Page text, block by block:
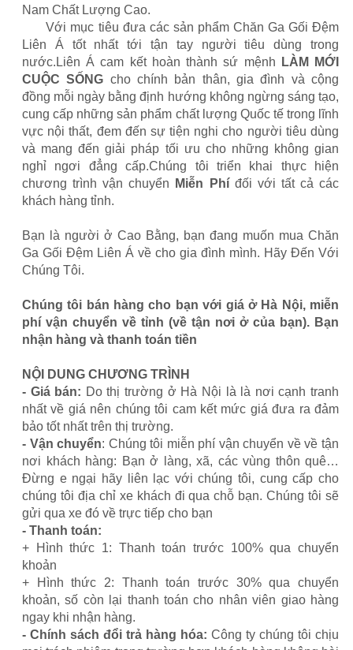
Nam Chất Lượng Cao.
Với mục tiêu đưa các sản phẩm Chăn Ga Gối Đệm
Liên Á tốt nhất tới tận tay người tiêu dùng trong
nước.Liên Á cam kết hoàn thành sứ mệnh
LÀM MỚI
CUỘC SỐNG cho chính bản thân, gia đình và cộng
đồng mỗi ngày bằng định hướng không ngừng sáng tạo,
cung cấp những sản phẩm chất lượng Quốc tế trong lĩnh
vực nội thất, đem đến sự tiện nghi cho người tiêu dùng
và mang đến giải pháp tối ưu cho những không gian
nghỉ ngơi đẳng cấp.Chúng tôi triển khai thực hiện
chương trình vận chuyển
Miễn Phíđối với tất cả các
khách hàng tỉnh.
Bạn là người ở Cao Bằng, bạn đang muốn mua Chăn
Ga Gối Đệm Liên Á về cho gia đình mình. Hãy Đến Với
Chúng Tôi.
Chúng tôi bán hàng cho bạn với giá ở Hà Nội, miễn
phí vận chuyển về tỉnh (về tận nơi ở của bạn). Bạn
nhận hàng và thanh toán tiền
NỘI DUNG CHƯƠNG TRÌNH
- Giá bán: Do thị trường ở Hà Nội là là nơi cạnh tranh
nhất về giá nên chúng tôi cam kết mức giá đưa ra đảm
bảo tốt nhất trên thị trường.
- Vận chuyển: Chúng tôi miễn phí vận chuyển về về tận
nơi khách hàng: Bạn ở làng, xã, các vùng thôn quê…
Đừng e ngại hãy liên lạc với chúng tôi, cung cấp cho
chúng tôi địa chỉ xe khách đi qua chỗ bạn. Chúng tôi sẽ
gửi qua xe đó về trực tiếp cho bạn
- Thanh toán:
+ Hình thức 1: Thanh toán trước 100% qua chuyển
khoản
+ Hình thức 2: Thanh toán trước 30% qua chuyển
khoản, số còn lại thanh toán cho nhân viên giao hàng
ngay khi nhận hàng.
- Chính sách đổi trả hàng hóa: Công ty chúng tôi chịu